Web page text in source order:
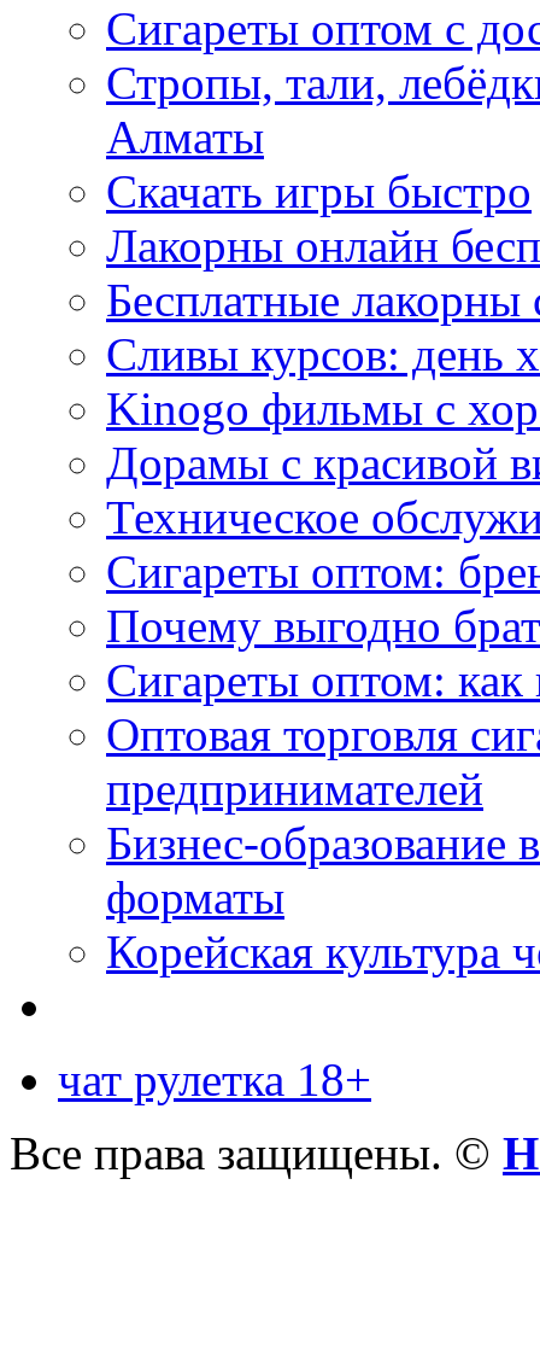
Сигареты оптом с
Стропы, тали,
Алматы
Скачать игры быстро
Лакорны онлайн
Бесплатные лакорны
Сливы курсов: день
Kinogo фильмы с
Дорамы с красивой
Техническое
Сигареты оптом:
Почему выгодно
Сигареты оптом: как
Оптовая торговля
предпринимателей
Бизнес-образование
форматы
Корейская культура
чат рулетка 18+
Все права защищены. ©